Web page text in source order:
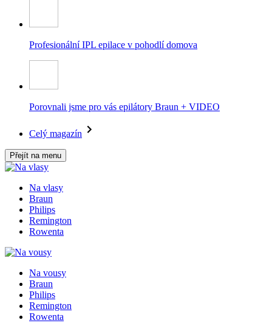
Profesionální IPL epilace v pohodlí domova
Porovnali jsme pro vás epilátory Braun + VIDEO
Celý magazín
Přejít na menu
Na vlasy
Braun
Philips
Remington
Rowenta
Na vousy
Braun
Philips
Remington
Rowenta